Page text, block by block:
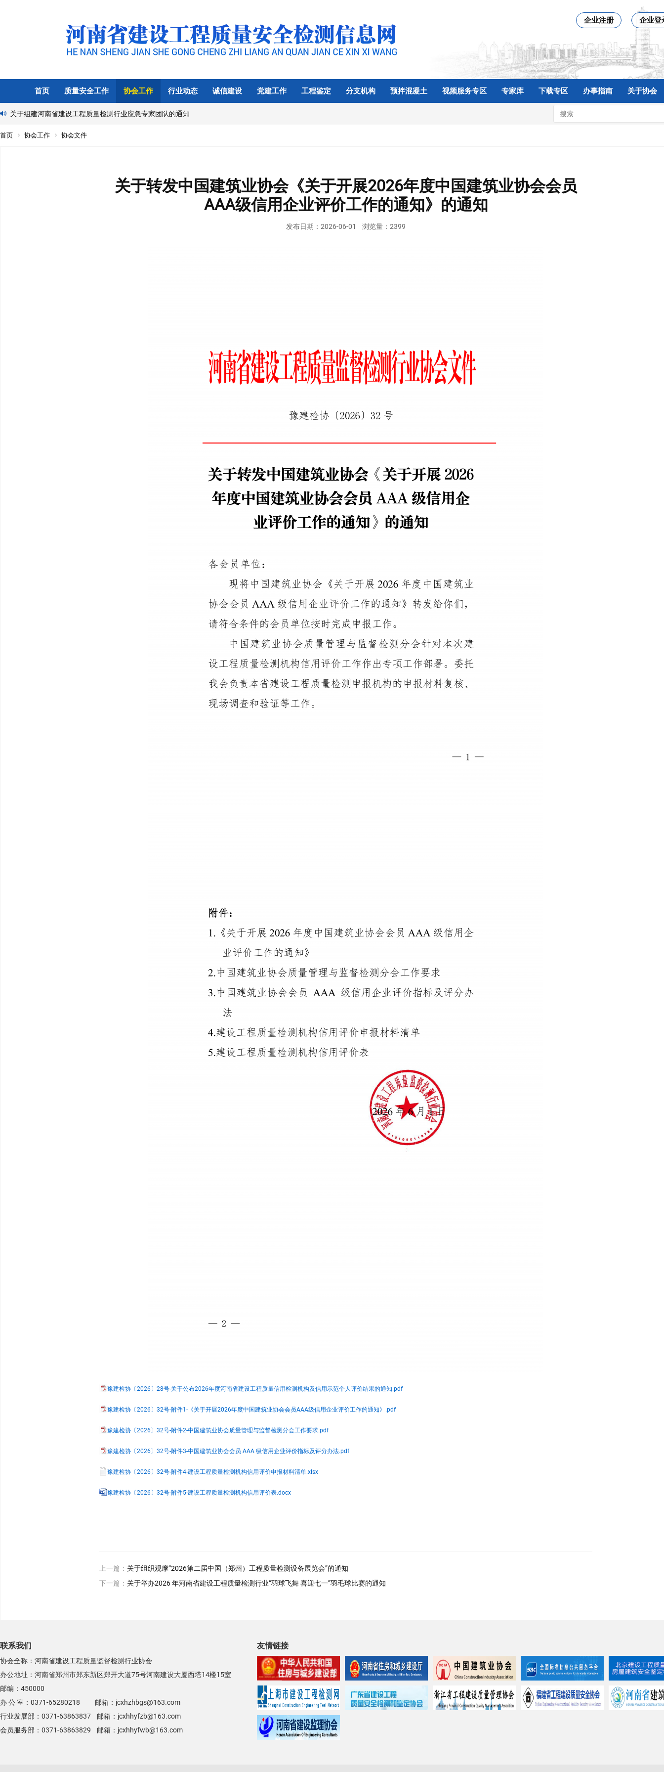
企业注册 企业登
首页 质量安全工作 协会工作 行业动态 诚信建设 党建工作 工程鉴定 分支机构 预拌混凝土 视频服务专区 专家库 下载专区 办事指南 关于协会
关于组建河南省建设工程质量检测行业应急专家团队的通知
首页 协会工作 协会文件
关于转发中国建筑业协会《关于开展2026年度中国建筑业协会会员
AAA级信用企业评价工作的通知》的通知
发布日期： 2026-06-01 浏览量： 2399
豫建检协〔2026〕28号-关于公布2026年度河南省建设工程质量信用检测机构及信用示范个人评价结果的通知.pdf
豫建检协〔2026〕32号-附件1-《关于开展2026年度中国建筑业协会会员AAA级信用企业评价工作的通知》.pdf
豫建检协〔2026〕32号-附件2-中国建筑业协会质量管理与监督检测分会工作要求.pdf
豫建检协〔2026〕32号-附件3-中国建筑业协会会员 AAA 级信用企业评价指标及评分办法.pdf
豫建检协〔2026〕32号-附件4-建设工程质量检测机构信用评价申报材料清单.xlsx
豫建检协〔2026〕32号-附件5-建设工程质量检测机构信用评价表.docx
上一篇： 关于组织观摩“2026第二届中国（郑州）工程质量检测设备展览会”的通知
下一篇： 关于举办2026 年河南省建设工程质量检测行业“羽球飞舞 喜迎七一”羽毛球比赛的通知
联系我们
协会全称：河南省建设工程质量监督检测行业协会
办公地址：河南省郑州市郑东新区郑开大道75号河南建设大厦西塔14楼15室
邮编：450000
办 公 室：0371-65280218 邮箱：jcxhzhbgs@163.com
行业发展部：0371-63863837 邮箱：jcxhhyfzb@163.com
会员服务部：0371-63863829 邮箱：jcxhhyfwb@163.com
友情链接